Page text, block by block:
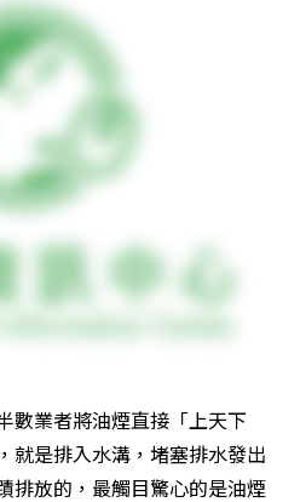
數業者將油煙直接「上天下
就是排入水溝，堵塞排水發出
排放的，最觸目驚心的是油煙